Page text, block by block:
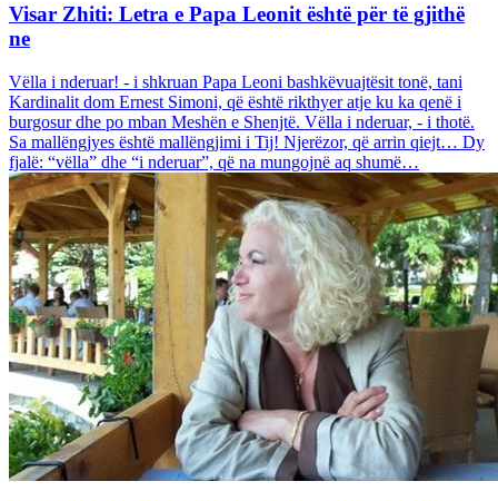
Visar Zhiti: Letra e Papa Leonit është për të gjithë
ne
Vëlla i nderuar! - i shkruan Papa Leoni bashkëvuajtësit tonë, tani
Kardinalit dom Ernest Simoni, që është rikthyer atje ku ka qenë i
burgosur dhe po mban Meshën e Shenjtë. Vëlla i nderuar, - i thotë.
Sa mallëngjyes është mallëngjimi i Tij! Njerëzor, që arrin qiejt… Dy
fjalë: “vëlla” dhe “i nderuar”, që na mungojnë aq shumë…